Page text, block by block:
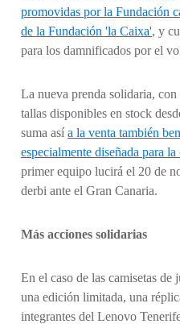
promovidas por la Fundación
de la Fundación 'la Caixa', y
para los damnificados por el
La nueva prenda solidaria,
tallas disponibles en stock
suma así a la venta también
especialmente diseñada para la
primer equipo lucirá el 20 de
derbi ante el Gran Canaria.
Más acciones solidarias
En el caso de las camisetas de
una edición limitada, una
integrantes del Lenovo